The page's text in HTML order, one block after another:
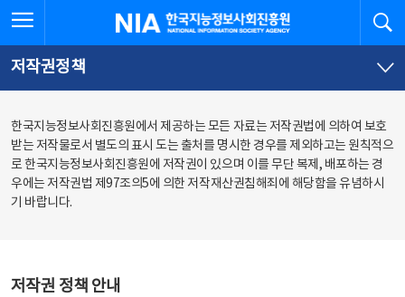
문
로
가
체
뉴
바
가
한국지능정보사회진흥원
저작권정책
한국지능정보사회진흥원에서 제공하는 모든 자료는 저작권법에 의하여 보호
받는 저작물로서 별도의 표시 도는 출처를 명시한 경우를 제외하고는 원칙적으
로 한국지능정보사회진흥원에 저작권이 있으며 이를 무단 복제, 배포하는 경
우에는 저작권법 제97조의5에 의한 저작재산권침해죄에 해당함을 유념하시
기 바랍니다.
저작권 정책 안내